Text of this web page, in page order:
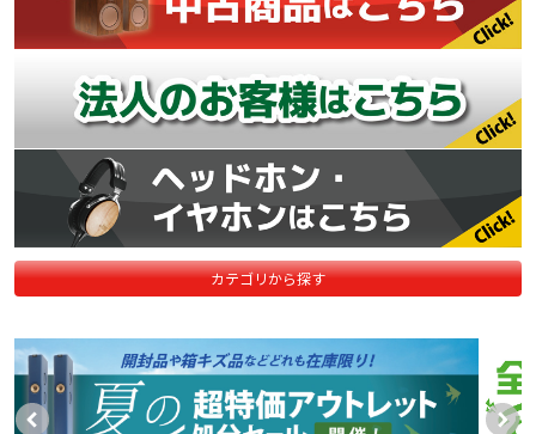
カテゴリから探す